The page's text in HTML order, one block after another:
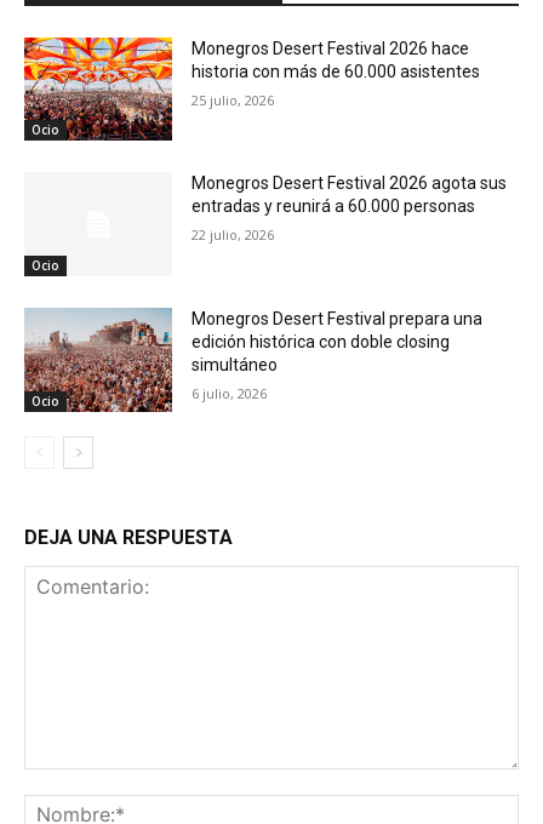
Ocio
Monegros Desert Festival 2026 hace
historia con más de 60.000 asistentes
25 julio, 2026
Ocio
Monegros Desert Festival 2026 agota sus
entradas y reunirá a 60.000 personas
22 julio, 2026
Ocio
Monegros Desert Festival prepara una
edición histórica con doble closing
simultáneo
6 julio, 2026
DEJA UNA RESPUESTA